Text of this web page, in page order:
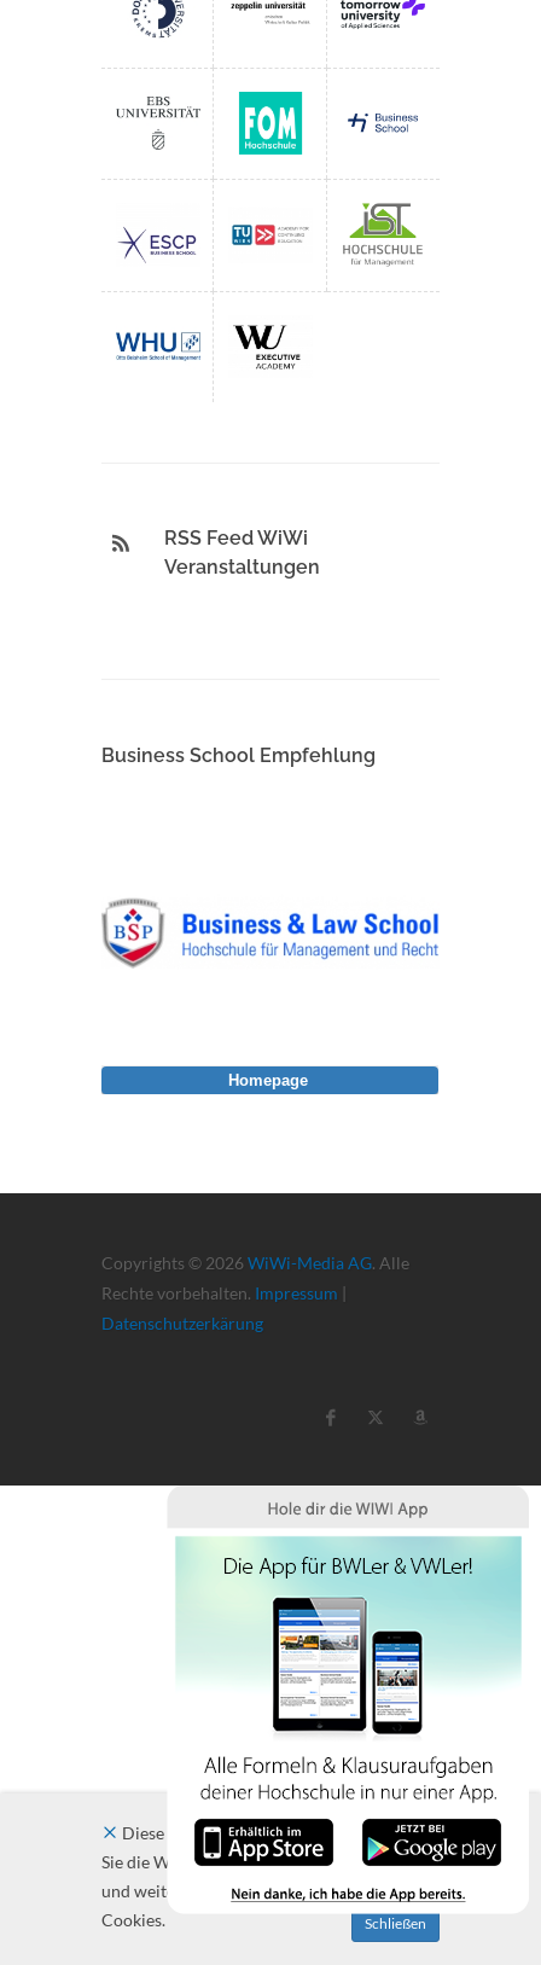
RSS Feed WiWi
Veranstaltungen
Business School Empfehlung
Copyrights © 2026 WiWi-Media AG. Alle
Rechte vorbehalten. Impressum |
Datenschutzerkärung
Diese Website verwendet Cookies. Indem
Sie die Website und ihre Angebote nutzen
und weiter navigieren, akzeptieren Sie diese
Cookies.
Schließen
Homepage